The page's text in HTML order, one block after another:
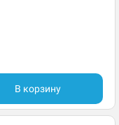
В корзину